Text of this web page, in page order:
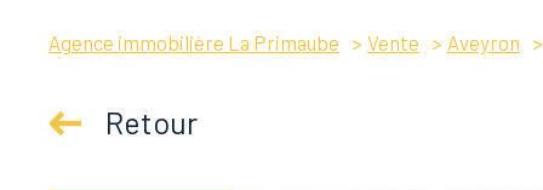
Agence immobilière La Primaube Vente Aveyron
Retour